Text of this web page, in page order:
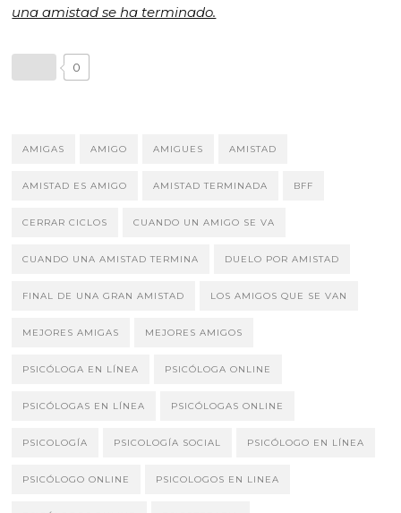
una amistad se ha terminado.
0
AMIGAS AMIGO AMIGUES AMISTAD
AMISTAD ES AMIGO AMISTAD TERMINADA BFF
CERRAR CICLOS CUANDO UN AMIGO SE VA
CUANDO UNA AMISTAD TERMINA DUELO POR AMISTAD
FINAL DE UNA GRAN AMISTAD LOS AMIGOS QUE SE VAN
MEJORES AMIGAS MEJORES AMIGOS
PSICÓLOGA EN LÍNEA PSICÓLOGA ONLINE
PSICÓLOGAS EN LÍNEA PSICÓLOGAS ONLINE
PSICOLOGÍA PSICOLOGÍA SOCIAL PSICÓLOGO EN LÍNEA
PSICÓLOGO ONLINE PSICOLOGOS EN LINEA